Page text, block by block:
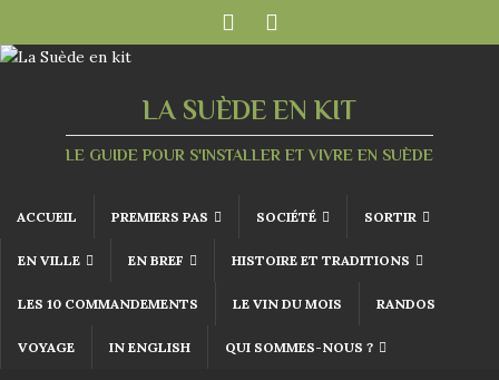
LA SUÈDE EN KIT
LE GUIDE POUR S'INSTALLER ET VIVRE EN SUÈDE
ACCUEIL PREMIERS PAS SOCIÉTÉ SORTIR
EN VILLE EN BREF HISTOIRE ET TRADITIONS
LES 10 COMMANDEMENTS LE VIN DU MOIS RANDOS
VOYAGE IN ENGLISH QUI SOMMES-NOUS ?